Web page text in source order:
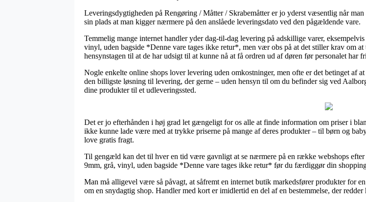
Leveringsdygtigheden på Rengøring / Måtter / Skrabemåtter er jo yderst væsentlig når
sin plads at man kigger nærmere på den anslåede leveringsdato ved den pågældende vare.
Temmelig mange internet handler yder dag-til-dag levering på adskillige varer,
vinyl, uden bagside *Denne vare tages ikke retur*, men vær obs på at det stiller krav om
hensynstagen til at de har udsigt til at kunne nå at få ordren ud af døren før personalet har
Nogle enkelte online shops lover levering uden omkostninger, men ofte er det betinget af
den billigste løsning til levering, der gerne – uden hensyn til om du befinder sig ved
dine produkter til et udleveringssted.
Det er jo efterhånden i høj grad let gængeligt for os alle at finde information om priser i
ikke kunne lade være med at trykke priserne på mange af deres produkter – til børn og
love gratis fragt.
Til gengæld kan det til hver en tid være gavnligt at se nærmere på en række webshops
9mm, grå, vinyl, uden bagside *Denne vare tages ikke retur* før du færdiggør din
Man må alligevel være så påvagt, at såfremt en internet butik markedsfører produkter for
om en snydagtig shop. Handler med kort er imidlertid en del af en bestemmelse, der